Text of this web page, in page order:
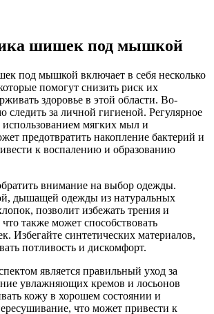
шишек под мышкой
под мышкой включает в себя несколько
помогут снизить риск их
здоровье в этой области. Во-
следить за личной гигиеной. Регулярное
мягких мыл и
предотвратить накопление бактерий и
к воспалению и образованию
внимание на выбор одежды.
дышащей одежды из натуральных
позволит избежать трения и
также может способствовать
Избегайте синтетических материалов,
потливость и дискомфорт.
является правильный уход за
увлажняющих кремов и лосьонов
кожу в хорошем состоянии и
что может привести к